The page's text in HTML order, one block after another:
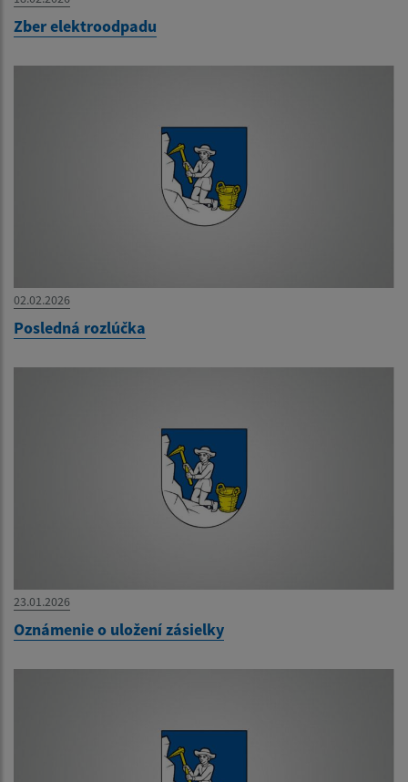
Zber elektroodpadu
02.02.2026
Posledná rozlúčka
23.01.2026
Oznámenie o uložení zásielky